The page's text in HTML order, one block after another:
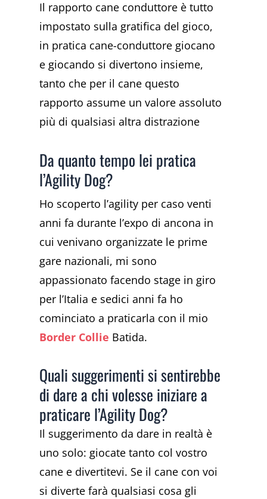
Il rapporto cane conduttore è tutto
impostato sulla gratifica del gioco,
in pratica cane-conduttore giocano
e giocando si divertono insieme,
tanto che per il cane questo
rapporto assume un valore assoluto
più di qualsiasi altra distrazione
Da quanto tempo lei pratica
l’Agility Dog?
Ho scoperto l’agility per caso venti
anni fa durante l’expo di ancona in
cui venivano organizzate le prime
gare nazionali, mi sono
appassionato facendo stage in giro
per l’Italia e sedici anni fa ho
cominciato a praticarla con il mio
Border Collie Batida.
Quali suggerimenti si sentirebbe
di dare a chi volesse iniziare a
praticare l’Agility Dog?
Il suggerimento da dare in realtà è
uno solo: giocate tanto col vostro
cane e divertitevi. Se il cane con voi
si diverte farà qualsiasi cosa gli